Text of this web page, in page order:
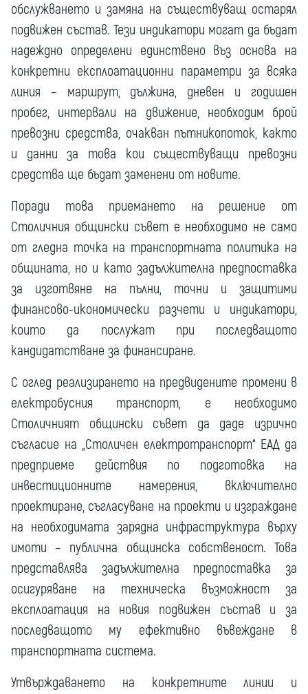
обслужването и замяна на съществуващ остарял
подвижен състав. Тези индикатори могат да бъдат
надеждно определени единствено въз основа на
конкретни експлоатационни параметри за всяка
линия – маршрут, дължина, дневен и годишен
пробег, интервали на движение, необходим брой
превозни средства, очакван пътникопоток, както
и данни за това кои съществуващи превозни
средства ще бъдат заменени от новите.
Поради това приемането на решение от
Столичния общински съвет е необходимо не само
от гледна точка на транспортната политика на
общината, но и като задължителна предпоставка
за изготвяне на пълни, точни и защитими
финансово-икономически разчети и индикатори,
които да послужат при последващото
кандидатстване за финансиране.
С оглед реализирането на предвидените промени в
електробусния транспорт, е необходимо
Столичният общински съвет да даде изрично
съгласие на „Столичен електротранспорт“ ЕАД да
предприеме действия по подготовка на
инвестиционните намерения, включително
проектиране, съгласуване на проекти и изграждане
на необходимата зарядна инфраструктура върху
имоти – публична общинска собственост. Това
представлява задължителна предпоставка за
осигуряване на техническа възможност за
експлоатация на новия подвижен състав и за
последващото му ефективно въвеждане в
транспортната система.
Утвърждаването на конкретните линии и